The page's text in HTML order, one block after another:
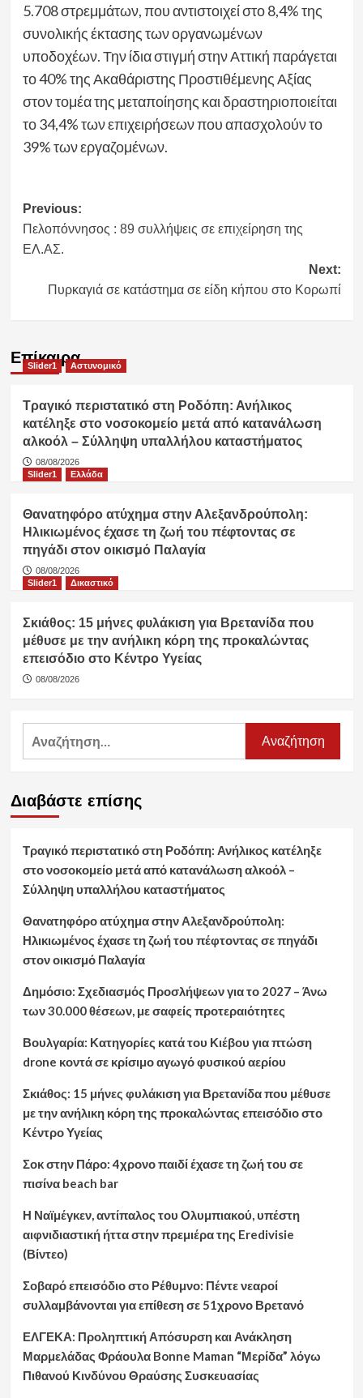
5.708 στρεμμάτων, που αντιστοιχεί στο 8,4% της
συνολικής έκτασης των οργανωμένων
υποδοχέων. Την ίδια στιγμή στην Αττική παράγεται
το 40% της Ακαθάριστης Προστιθέμενης Αξίας
στον τομέα της μεταποίησης και δραστηριοποιείται
το 34,4% των επιχειρήσεων που απασχολούν το
39% των εργαζομένων.
Post
navigation
Previous:
Πελοπόννησος : 89 συλλήψεις σε επιχείρηση της
ΕΛ.ΑΣ.
Next:
Πυρκαγιά σε κατάστημα σε είδη κήπου στο Κορωπί
Επίκαιρα
Slider1 Αστυνομικό
Τραγικό περιστατικό στη Ροδόπη: Ανήλικος
κατέληξε στο νοσοκομείο μετά από κατανάλωση
αλκοόλ – Σύλληψη υπαλλήλου καταστήματος
08/08/2026
Slider1
Ελλάδα
Θανατηφόρο ατύχημα στην Αλεξανδρούπολη:
Ηλικιωμένος έχασε τη ζωή του πέφτοντας σε
πηγάδι στον οικισμό Παλαγία
08/08/2026
Slider1
Δικαστικό
Σκιάθος: 15 μήνες φυλάκιση για Βρετανίδα που
μέθυσε με την ανήλικη κόρη της προκαλώντας
επεισόδιο στο Κέντρο Υγείας
08/08/2026
Διαβάστε επίσης
Τραγικό περιστατικό στη Ροδόπη: Ανήλικος κατέληξε
στο νοσοκομείο μετά από κατανάλωση αλκοόλ –
Σύλληψη υπαλλήλου καταστήματος
Θανατηφόρο ατύχημα στην Αλεξανδρούπολη:
Ηλικιωμένος έχασε τη ζωή του πέφτοντας σε πηγάδι
στον οικισμό Παλαγία
Δημόσιο: Σχεδιασμός Προσλήψεων για το 2027 – Άνω
των 30.000 θέσεων, με σαφείς προτεραιότητες
Βουλγαρία: Κατηγορίες κατά του Κιέβου για πτώση
drone κοντά σε κρίσιμο αγωγό φυσικού αερίου
Σκιάθος: 15 μήνες φυλάκιση για Βρετανίδα που μέθυσε
με την ανήλικη κόρη της προκαλώντας επεισόδιο στο
Κέντρο Υγείας
Σοκ στην Πάρο: 4χρονο παιδί έχασε τη ζωή του σε
πισίνα beach bar
Η Ναϊμέγκεν, αντίπαλος του Ολυμπιακού, υπέστη
αιφνιδιαστική ήττα στην πρεμιέρα της Eredivisie
(Βίντεο)
Σοβαρό επεισόδιο στο Ρέθυμνο: Πέντε νεαροί
συλλαμβάνονται για επίθεση σε 51χρονο Βρετανό
ΕΛΓΕΚΑ: Προληπτική Απόσυρση και Ανάκληση
Μαρμελάδας Φράουλα Bonne Maman “Μερίδα” λόγω
Πιθανού Κινδύνου Θραύσης Συσκευασίας